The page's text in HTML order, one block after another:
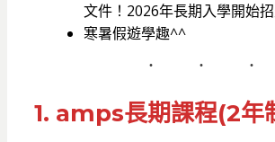
文件！2026年長期入學開始
寒暑假遊學趣^^
1. amps長期課程(2年